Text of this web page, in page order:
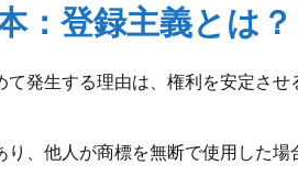
：登録主義とは？
発生する理由は、権利を安定させ
、他人が商標を無断で使用した